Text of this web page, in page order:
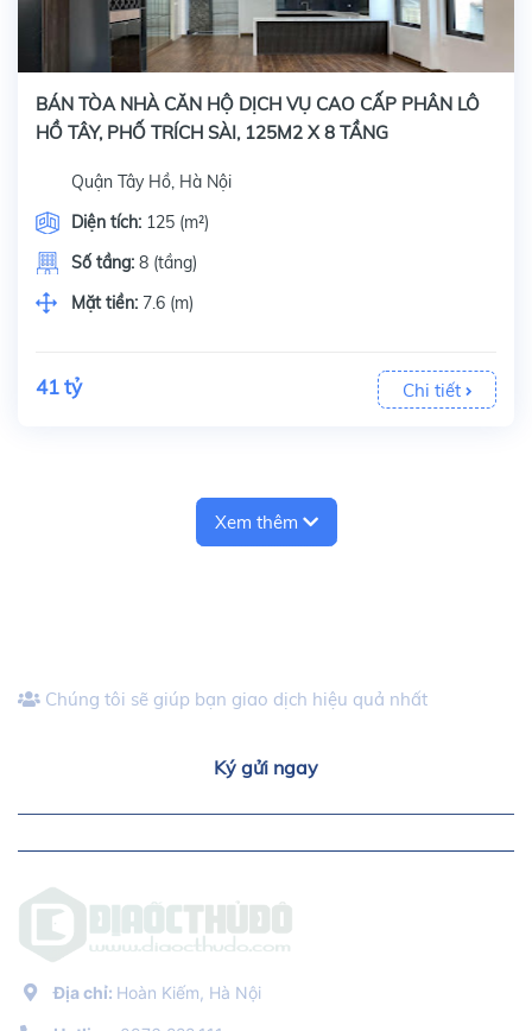
BÁN TÒA NHÀ CĂN HỘ DỊCH VỤ CAO CẤP PHÂN LÔ
HỒ TÂY, PHỐ TRÍCH SÀI, 125M2 X 8 TẦNG
Quận Tây Hồ, Hà Nội
Diện tích: 125 (m²)
Số tầng: 8 (tầng)
Mặt tiền: 7.6 (m)
41 tỷ Chi tiết
Xem thêm
Chúng tôi sẽ giúp bạn giao dịch hiệu quả nhất
Ký gửi ngay
Địa chỉ: Hoàn Kiếm, Hà Nội